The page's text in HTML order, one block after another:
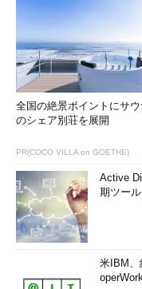
全国の絶景ポイントにサウ
のシェア別荘を展開
PR(COCO VILLA on GOETHE)
Active
期ツー
米IBM、